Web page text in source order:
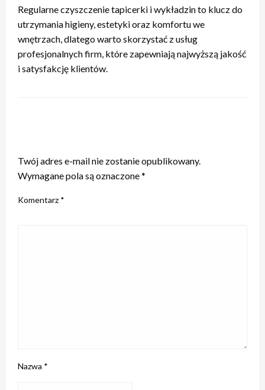
Regularne czyszczenie tapicerki i wykładzin to klucz do
utrzymania higieny, estetyki oraz komfortu we
wnętrzach, dlatego warto skorzystać z usług
profesjonalnych firm, które zapewniają najwyższą jakość
i satysfakcję klientów.
Twój adres e-mail nie zostanie opublikowany.
Wymagane pola są oznaczone*
Komentarz *
Nazwa *